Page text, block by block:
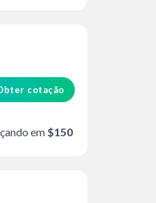
cotação
em $150